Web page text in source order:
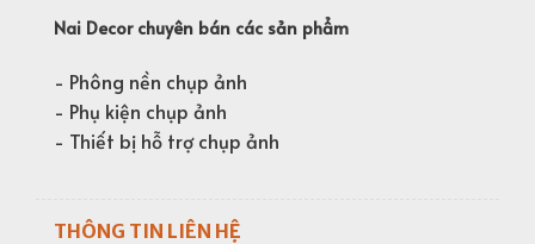
Nai Decor chuyên bán các sản phẩm
- Phông nền chụp ảnh
- Phụ kiện chụp ảnh
- Thiết bị hỗ trợ chụp ảnh
THÔNG TIN LIÊN HỆ